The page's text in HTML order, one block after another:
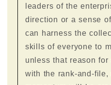
leaders of the
direction or a sense
can harness the
skills of everyone to
unless that reason
with the rank-and-file,